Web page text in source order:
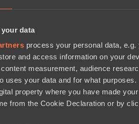
data
process your personal data,
and access information on your
measurement, audience
uses your data and for what
property where you have made
from the Cookie Declaration or by
Sweat Division